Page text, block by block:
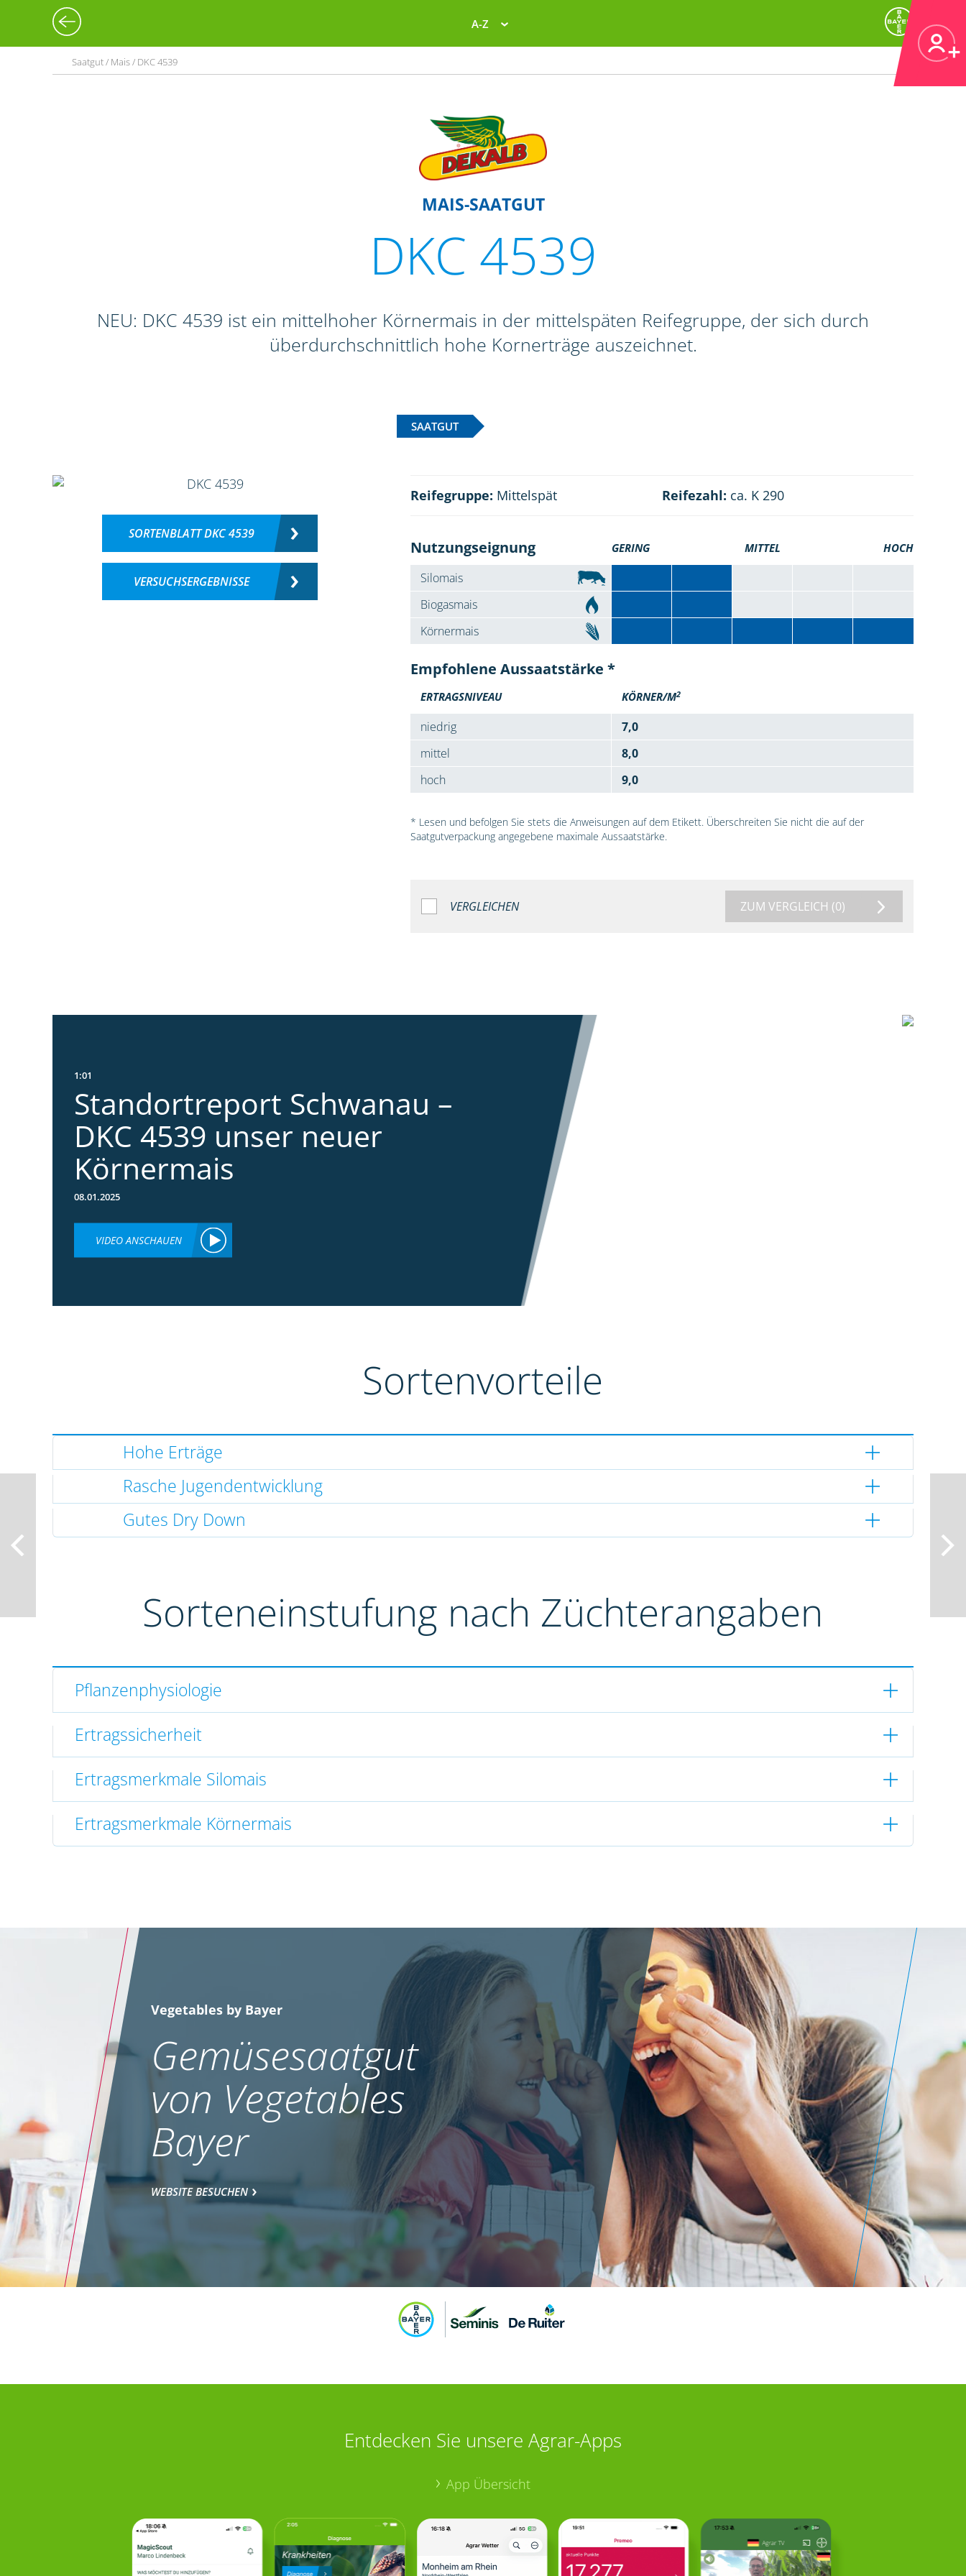
A-Z
Saatgut / Mais / DKC 4539
MAIS-SAATGUT
DKC 4539
NEU: DKC 4539 ist ein mittelhoher Körnermais in der mittelspäten Reifegruppe, der sich durch
überdurchschnittlich hohe Kornerträge auszeichnet.
SAATGUT
SORTENBLATT DKC 4539
VERSUCHSERGEBNISSE
Reifegruppe: Mittelspät Reifezahl: ca. K 290
Nutzungseignung GERING MITTEL HOCH
Silomais
Biogasmais
Körnermais
Empfohlene Aussaatstärke *
ERTRAGSNIVEAU KÖRNER/M2
niedrig
7,0
mittel
8,0
hoch
9,0
* Lesen und befolgen Sie stets die Anweisungen auf dem Etikett. Überschreiten Sie nicht die auf der
Saatgutverpackung angegebene maximale Aussaatstärke.
VERGLEICHEN ZUM VERGLEICH (0)
1:01
Standortreport Schwanau –
DKC 4539 unser neuer
Körnermais
08.01.2025
VIDEO ANSCHAUEN
Sortenvorteile
Hohe Erträge
Rasche Jugendentwicklung
Gutes Dry Down
Sorteneinstufung nach Züchterangaben
Pflanzenphysiologie
Ertragssicherheit
Ertragsmerkmale Silomais
Ertragsmerkmale Körnermais
Vegetables by Bayer
Gemüsesaatgut
von Vegetables
Bayer
WEBSITE BESUCHEN
Entdecken Sie unsere Agrar-Apps
App Übersicht